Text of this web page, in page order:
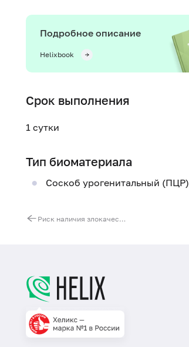
Подробное описание
Helixbook
Срок выполнения
1 сутки
Тип биоматериала
Соскоб урогенитальный (ПЦР)
Риск наличия злокачественной опухоли яичника (индекс ROMA)